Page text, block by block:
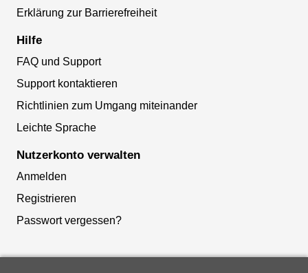
Erklärung zur Barrierefreiheit
Hilfe
FAQ und Support
Support kontaktieren
Richtlinien zum Umgang miteinander
Leichte Sprache
Nutzerkonto verwalten
Anmelden
Registrieren
Passwort vergessen?